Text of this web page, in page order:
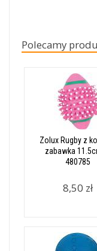
Polecamy
Zolux Rugby z
zabawka
480785
8,50 zł